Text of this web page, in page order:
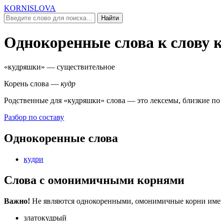
KORNISLOVA
Найти
Однокоренные слова к слову
«кудряшки» — существительное
Корень слова — кудр
Родственные для «кудряшки» слова — это лексемы, близкие
Разбор по составу
Однокоренные слова
кудри
Слова с омонимичными корнями
Важно! Не являются однокоренными, омонимичные корни
златокудрый